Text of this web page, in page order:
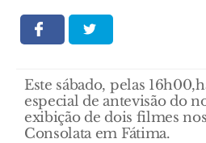
Este sábado, pelas
especial de antevisão do
exibição de dois filmes
Consolata em Fátima.